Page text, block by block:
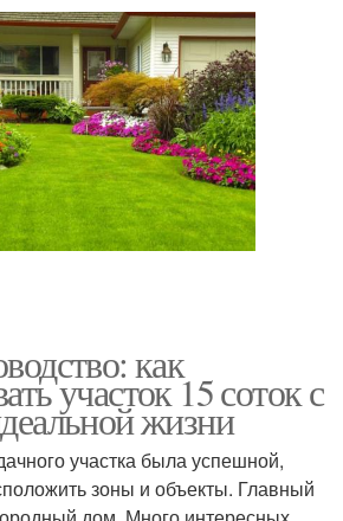
как
участок 15 соток с
жизни
участка была успешной,
зоны и объекты. Главный